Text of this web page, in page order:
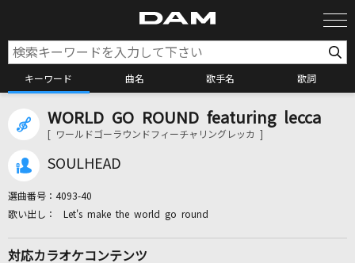
キーワード 曲名 歌手名 歌詞
カラオケ検索
WORLD GO ROUND featuring lecca
[ ワールドゴーラウンドフィーチャリングレッカ ]
SOULHEAD
選曲番号： 4093-40
Let's make the world go round
対応カラオケコンテンツ